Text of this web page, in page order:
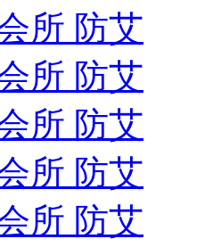
所 防艾
所 防艾
所 防艾
所 防艾
所 防艾